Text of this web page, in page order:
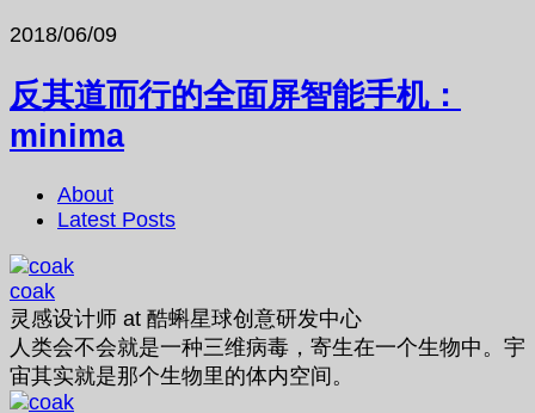
2018/06/09
反其道而行的全面屏智能手机：
minima
About
Latest Posts
coak
灵感设计师 at 酷蝌星球创意研发中心
人类会不会就是一种三维病毒，寄生在一个生物中。宇
宙其实就是那个生物里的体内空间。